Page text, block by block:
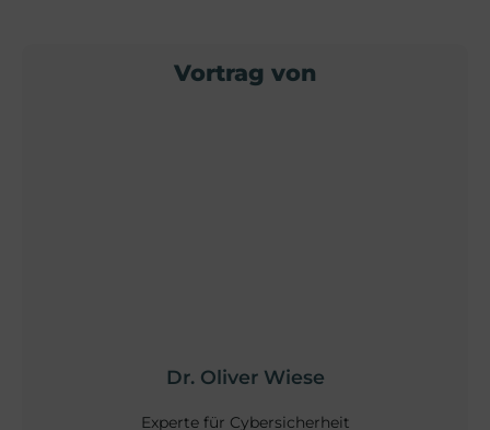
Vortrag von
Dr. Oliver Wiese
Experte für Cybersicherheit